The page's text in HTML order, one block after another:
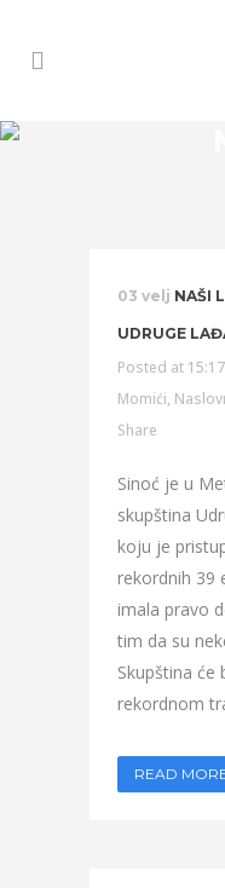
03 velj NAŠI
UDRUGE
Posted at
Momići,
Share
Sinoć je u
skupština
koju je
rekordnih 39
imala pravo
tim da su
Skupština će
rekordnom
READ